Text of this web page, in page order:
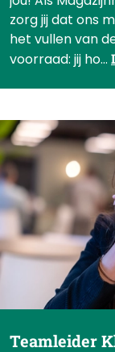
zorg jij dat ons
het vullen van
voorraad: jij ho...
Teamleider